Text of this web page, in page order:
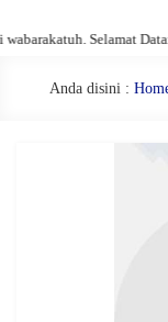
Selamat Datang
Anda disini :